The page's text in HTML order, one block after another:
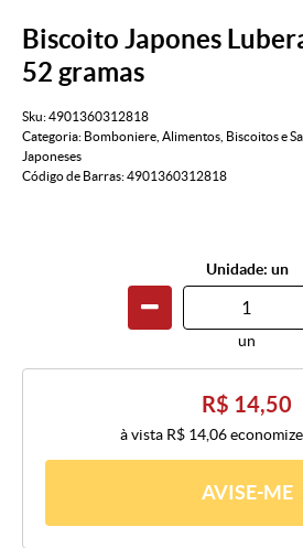
Biscoito Japones
52 gramas
Sku:4901360312818
Categoria: Bomboniere Alimentos Biscoitos e
Japoneses
Código de Barras:4901360312818
Unidade: un
un
R$ 14,50
à vista R$ 14,06economize
AVISE-ME